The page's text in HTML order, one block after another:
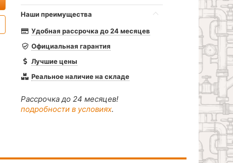
Наши преимущества
Удобная рассрочка до 24 месяцев
Официальная гарантия
Лучшие цены
Реальное наличие на складе
Рассрочка до 24 месяцев!
подробности в условиях.